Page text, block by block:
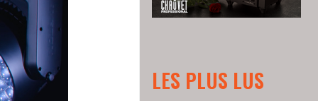
LES PLUS LUS